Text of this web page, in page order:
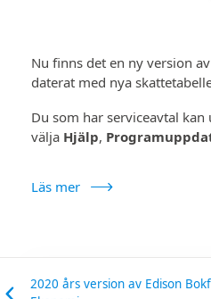
Nu finns det en ny version
daterat med nya
Du som har service­avtal
välja Hjälp,
Läs mer
2020 års version av Edison